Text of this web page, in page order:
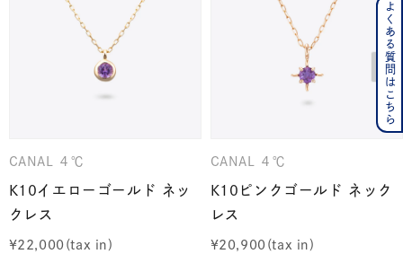
CANAL ４℃
K10イエローゴールド ネッ
クレス
¥22,000
CANAL ４℃
K10ピンクゴールド ネック
レス
¥20,900
よくある質問はこちら